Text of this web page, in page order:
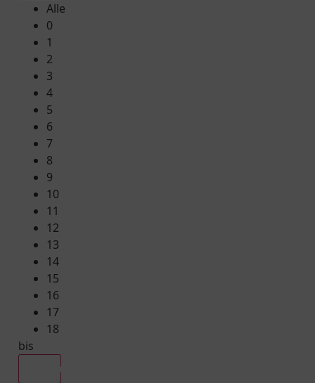
Alle
0
1
2
3
4
5
6
7
8
9
10
11
12
13
14
15
16
17
18
bis